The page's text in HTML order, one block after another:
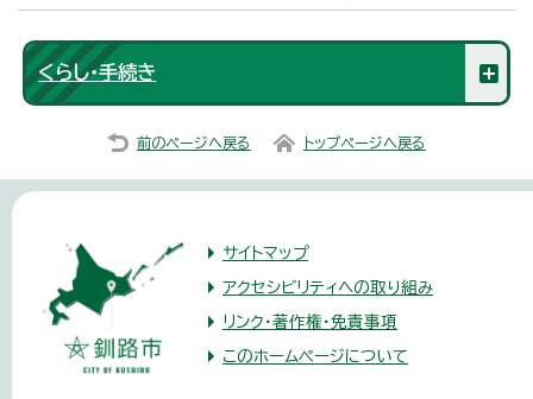
くらし・手続き
前のページへ戻る トップページへ戻る
サイトマップ
アクセシビリティへの取り組み
リンク・著作権・免責事項
このホームページについて